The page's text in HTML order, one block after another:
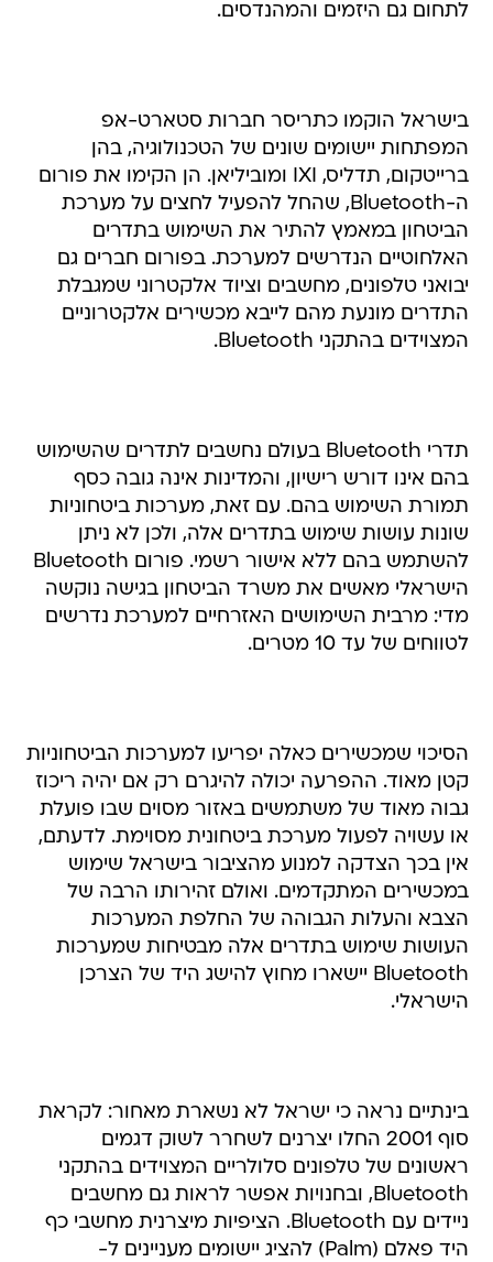
לתחום גם היזמים והמהנדסים.
בישראל הוקמו כתריסר חברות סטארט-אפ
המפתחות יישומים שונים של הטכנולוגיה, בהן
ברייטקום, תדליס, IXI ומוביליאן. הן הקימו את פורום
ה-Bluetooth, שהחל להפעיל לחצים על מערכת
הביטחון במאמץ להתיר את השימוש בתדרים
האלחוטיים הנדרשים למערכת. בפורום חברים גם
יבואני טלפונים, מחשבים וציוד אלקטרוני שמגבלת
התדרים מונעת מהם לייבא מכשירים אלקטרוניים
המצוידים בהתקני Bluetooth.
תדרי Bluetooth בעולם נחשבים לתדרים שהשימוש
בהם אינו דורש רישיון, והמדינות אינה גובה כסף
תמורת השימוש בהם. עם זאת, מערכות ביטחוניות
שונות עושות שימוש בתדרים אלה, ולכן לא ניתן
להשתמש בהם ללא אישור רשמי. פורום Bluetooth
הישראלי מאשים את משרד הביטחון בגישה נוקשה
מדי: מרבית השימושים האזרחיים למערכת נדרשים
לטווחים של עד 10 מטרים.
הסיכוי שמכשירים כאלה יפריעו למערכות הביטחוניות
קטן מאוד. ההפרעה יכולה להיגרם רק אם יהיה ריכוז
גבוה מאוד של משתמשים באזור מסוים שבו פועלת
או עשויה לפעול מערכת ביטחונית מסוימת. לדעתם,
אין בכך הצדקה למנוע מהציבור בישראל שימוש
במכשירים המתקדמים. ואולם זהירותו הרבה של
הצבא והעלות הגבוהה של החלפת המערכות
העושות שימוש בתדרים אלה מבטיחות שמערכות
Bluetooth יישארו מחוץ להישג היד של הצרכן
הישראלי.
בינתיים נראה כי ישראל לא נשארת מאחור: לקראת
סוף 2001 החלו יצרנים לשחרר לשוק דגמים
ראשונים של טלפונים סלולריים המצוידים בהתקני
Bluetooth, ובחנויות אפשר לראות גם מחשבים
ניידים עם Bluetooth. הציפיות מיצרנית מחשבי כף
היד פאלם (Palm) להציג יישומים מעניינים ל-